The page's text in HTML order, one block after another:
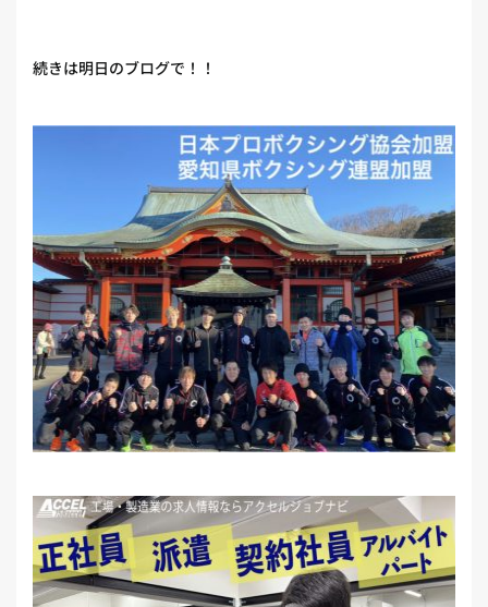
続きは明日のブログで！！